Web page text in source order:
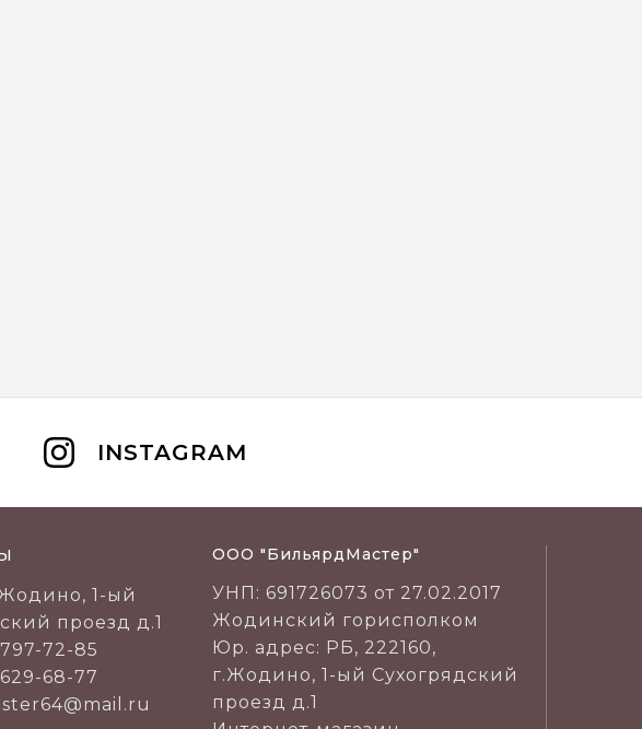
INSTAGRAM
1-ый
проезд д.1
72-85
68-77
ООО "БильярдМастер"
УНП: 691726073 от 27.02.2017
Жодинский горисполком
Юр. адрес: РБ, 222160,
г.Жодино, 1-ый Сухогрядский
проезд д.1